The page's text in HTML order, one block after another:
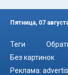
Пятница, 07
Теги
Без картинок
Реклама: